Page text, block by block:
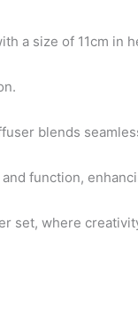
a size of 11cm
blends
function,
set, where